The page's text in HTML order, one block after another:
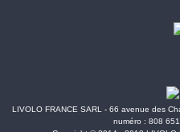
LIVOLO FRANCE SARL - 66 avenue des
numéro : 808